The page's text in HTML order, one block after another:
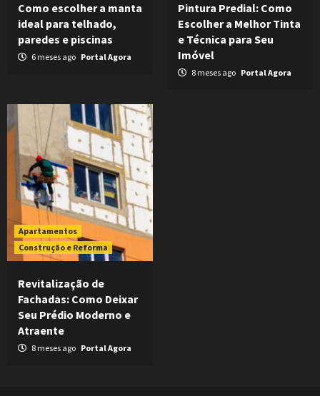
Como escolher a manta
ideal para telhado,
paredes e piscinas
6 meses ago Portal Agora
Pintura Predial: Como
Escolher a Melhor Tinta
e Técnica para Seu
Imóvel
8 meses ago Portal Agora
Apartamentos
Construção e Reforma
Revitalização de
Fachadas: Como Deixar
Seu Prédio Moderno e
Atraente
8 meses ago Portal Agora